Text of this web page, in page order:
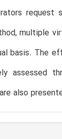
request
multiple
basis. The
assessed
also